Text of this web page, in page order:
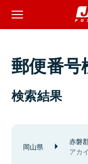
郵便番号
検索結果
岡山県 赤磐
アカ